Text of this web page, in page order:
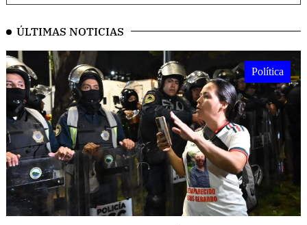
ÚLTIMAS NOTICIAS
Política